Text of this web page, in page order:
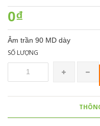
0₫
Âm trần 90 MD dày
SỐ LƯỢNG